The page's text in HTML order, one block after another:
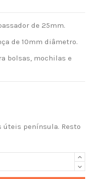
de 25mm.
de 10mm diâmetro.
bolsas, mochilas e
úteis península. Resto